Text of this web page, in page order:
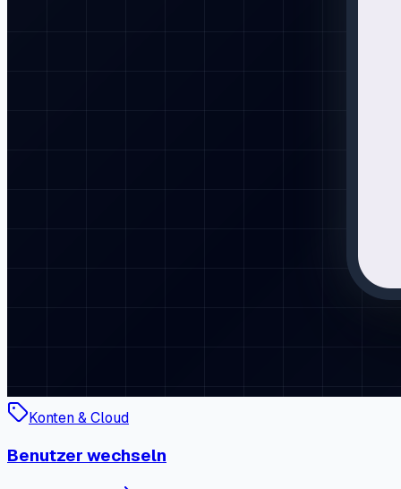
Konten & Cloud
Benutzer wechseln